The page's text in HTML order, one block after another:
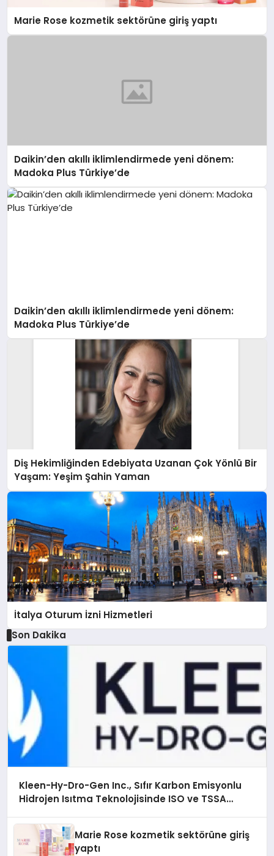
Marie Rose kozmetik sektörüne giriş yaptı
Daikin’den akıllı iklimlendirmede yeni dönem:
Madoka Plus Türkiye’de
Daikin’den akıllı iklimlendirmede yeni dönem:
Madoka Plus Türkiye’de
Diş Hekimliğinden Edebiyata Uzanan Çok Yönlü Bir
Yaşam: Yeşim Şahin Yaman
İtalya Oturum İzni Hizmetleri
Son Dakika
Kleen-Hy-Dro-Gen Inc., Sıfır Karbon Emisyonlu
Hidrojen Isıtma Teknolojisinde ISO ve TSSA
Marie Rose kozmetik sektörüne giriş
yaptı